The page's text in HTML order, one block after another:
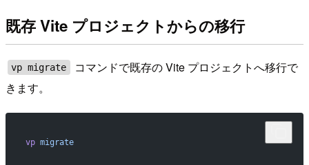
既存 Vite プロジェクトからの移行
vp migrate
コマンドで既存の Vite プロジェクトへ移行で
きます。
vp migrate